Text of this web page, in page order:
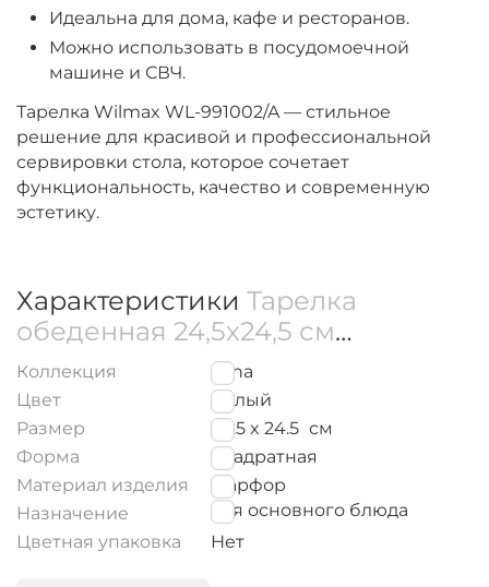
Идеальна для дома, кафе и ресторанов.
Можно использовать в посудомоечной
машине и СВЧ.
Тарелка Wilmax WL-991002/A — стильное
решение для красивой и профессиональной
сервировки стола, которое сочетает
функциональность, качество и современную
эстетику.
Характеристики Тарелка
обеденная 24,5x24,5 см
WL‑991002/A
Коллекция
Ilona
Цвет
Белый
Размер
24.5 x 24.5 см
Форма
Квадратная
Материал изделия
Фарфор
Назначение
для основного блюда
Цветная упаковка
Нет